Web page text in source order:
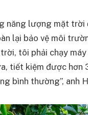
năng lượng mặt trời
lại bảo vệ môi
tôi phải chạy
tiết kiệm được
bình thường”, anh